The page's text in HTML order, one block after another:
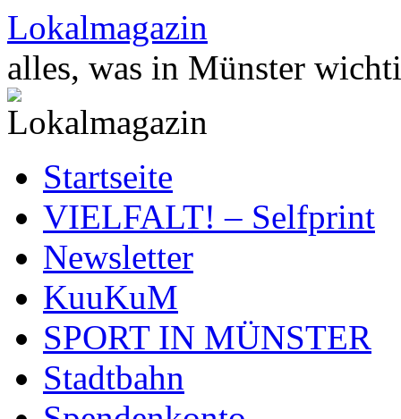
Zum
Inhalt
springen
Lokalmagazin
alles, was in Münster
Startseite
VIELFALT! – Selfprint
Newsletter
KuuKuM
SPORT IN MÜNSTER
Stadtbahn